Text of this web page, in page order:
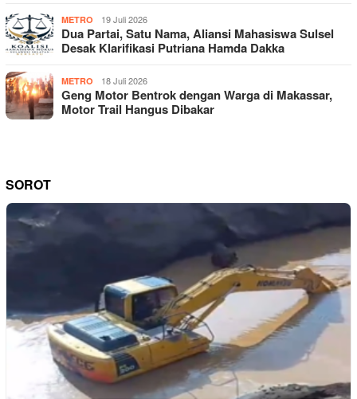
METRO 19 Juli 2026
Dua Partai, Satu Nama, Aliansi Mahasiswa Sulsel
Desak Klarifikasi Putriana Hamda Dakka
METRO 18 Juli 2026
Geng Motor Bentrok dengan Warga di Makassar,
Motor Trail Hangus Dibakar
SOROT